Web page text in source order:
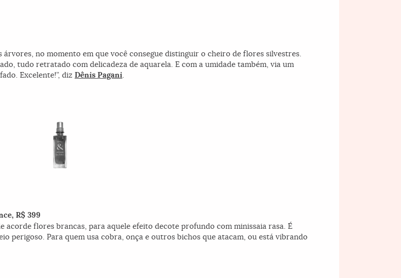
árvores, no momento em que você consegue distinguir o cheiro de flores silvestres.
tudo retratado com delicadeza de aquarela. E com a umidade também, via um
Excelente!”, diz Dênis Pagani.
R$ 399
acorde flores brancas, para aquele efeito decote profundo com minissaia rasa. É
perigoso. Para quem usa cobra, onça e outros bichos que atacam, ou está vibrando